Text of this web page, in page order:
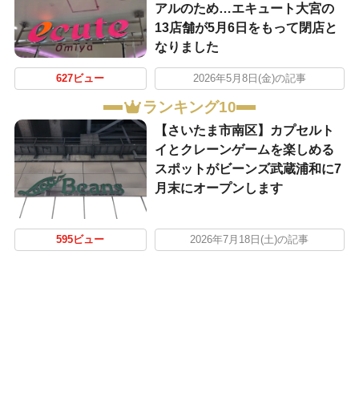
アルのため…エキュート大宮の
13店舗が5月6日をもって閉店と
なりました
627ビュー 2026年5月8日(金)の記事
ランキング10
【さいたま市南区】カプセルト
イとクレーンゲームを楽しめる
スポットがビーンズ武蔵浦和に7
月末にオープンします
595ビュー 2026年7月18日(土)の記事